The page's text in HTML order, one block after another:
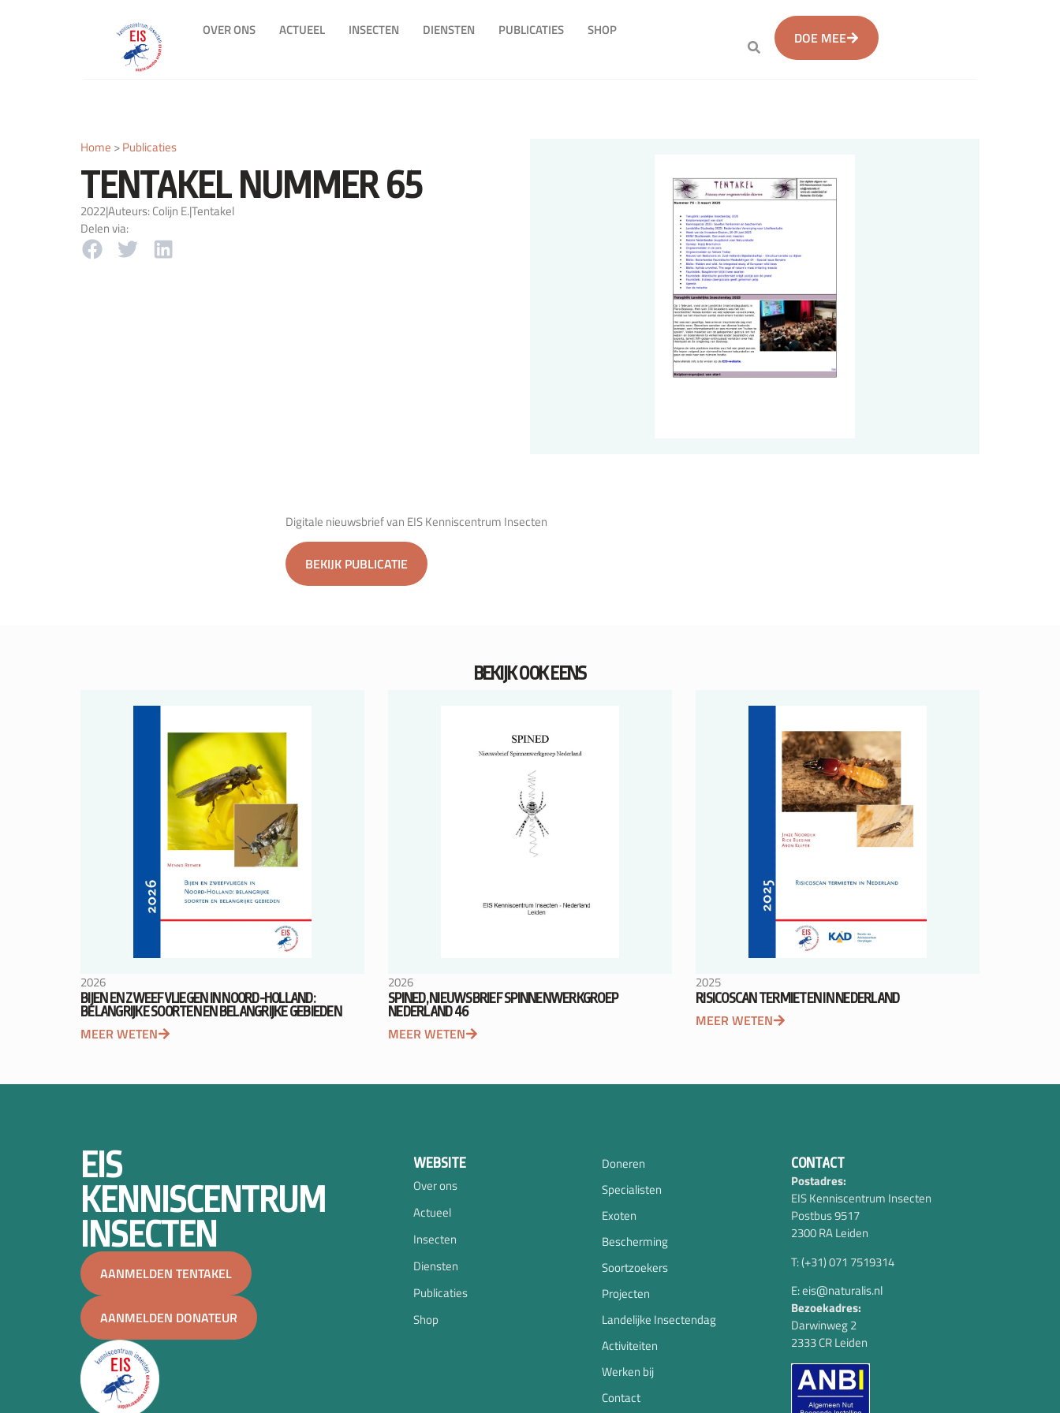
OVER ONS ACTUEEL INSECTEN DIENSTEN PUBLICATIES SHOP DOE MEE
Home >Publicaties
TENTAKEL NUMMER 65
2022|Auteurs: Colijn E.|Tentakel
Delen via:
Digitale nieuwsbrief van EIS Kenniscentrum Insecten
BEKIJK PUBLICATIE
BEKIJK OOK EENS
2026
BIJEN EN ZWEEFVLIEGEN IN NOORD-HOLLAND:
BELANGRIJKE SOORTEN EN BELANGRIJKE GEBIEDEN
MEER WETEN
2026
SPINED, NIEUWSBRIEF SPINNENWERKGROEP
NEDERLAND 46
MEER WETEN
2025
RISICOSCAN TERMIETEN IN NEDERLAND
MEER WETEN
EIS
KENNISCENTRUM
INSECTEN
AANMELDEN TENTAKEL
AANMELDEN DONATEUR
WEBSITE
Over ons
Actueel
Insecten
Diensten
Publicaties
Shop
Doneren
Specialisten
Exoten
Bescherming
Soortzoekers
Projecten
Landelijke Insectendag
Activiteiten
Werken bij
Contact
CONTACT
Postadres:
EIS Kenniscentrum Insecten
Postbus 9517
2300 RA Leiden
T: (+31) 071 7519314
E: eis@naturalis.nl
Bezoekadres:
Darwinweg 2
2333 CR Leiden